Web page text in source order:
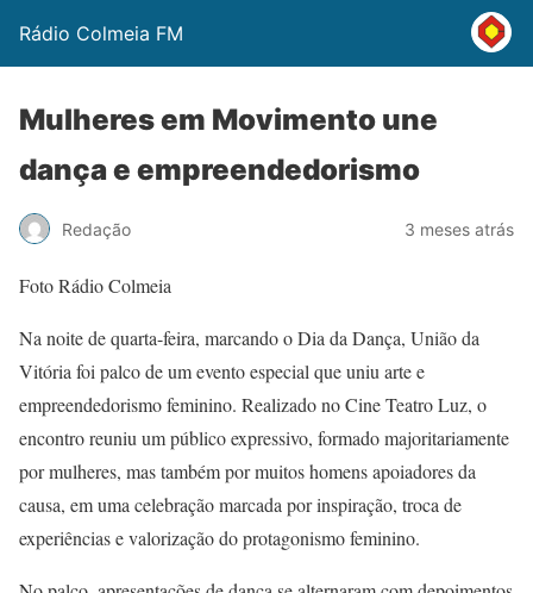
Rádio Colmeia FM
Mulheres em Movimento une
dança e empreendedorismo
Redação 3 meses atrás
Foto Rádio Colmeia
Na noite de quarta-feira, marcando o Dia da Dança, União da
Vitória foi palco de um evento especial que uniu arte e
empreendedorismo feminino. Realizado no Cine Teatro Luz, o
encontro reuniu um público expressivo, formado majoritariamente
por mulheres, mas também por muitos homens apoiadores da
causa, em uma celebração marcada por inspiração, troca de
experiências e valorização do protagonismo feminino.